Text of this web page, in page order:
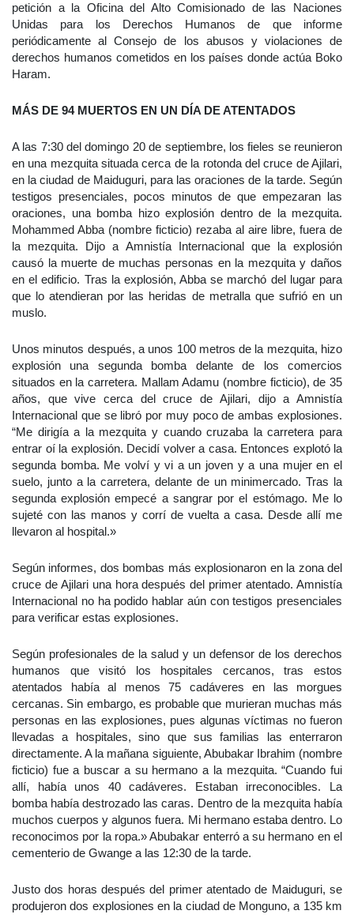
petición a la Oficina del Alto Comisionado de las Naciones
Unidas para los Derechos Humanos de que informe
periódicamente al Consejo de los abusos y violaciones de
derechos humanos cometidos en los países donde actúa Boko
Haram.
MÁS DE 94 MUERTOS EN UN DÍA DE ATENTADOS
A las 7:30 del domingo 20 de septiembre, los fieles se reunieron
en una mezquita situada cerca de la rotonda del cruce de Ajilari,
en la ciudad de Maiduguri, para las oraciones de la tarde. Según
testigos presenciales, pocos minutos de que empezaran las
oraciones, una bomba hizo explosión dentro de la mezquita.
Mohammed Abba (nombre ficticio) rezaba al aire libre, fuera de
la mezquita. Dijo a Amnistía Internacional que la explosión
causó la muerte de muchas personas en la mezquita y daños
en el edificio. Tras la explosión, Abba se marchó del lugar para
que lo atendieran por las heridas de metralla que sufrió en un
muslo.
Unos minutos después, a unos 100 metros de la mezquita, hizo
explosión una segunda bomba delante de los comercios
situados en la carretera. Mallam Adamu (nombre ficticio), de 35
años, que vive cerca del cruce de Ajilari, dijo a Amnistía
Internacional que se libró por muy poco de ambas explosiones.
“Me dirigía a la mezquita y cuando cruzaba la carretera para
entrar oí la explosión. Decidí volver a casa. Entonces explotó la
segunda bomba. Me volví y vi a un joven y a una mujer en el
suelo, junto a la carretera, delante de un minimercado. Tras la
segunda explosión empecé a sangrar por el estómago. Me lo
sujeté con las manos y corrí de vuelta a casa. Desde allí me
llevaron al hospital.»
Según informes, dos bombas más explosionaron en la zona del
cruce de Ajilari una hora después del primer atentado. Amnistía
Internacional no ha podido hablar aún con testigos presenciales
para verificar estas explosiones.
Según profesionales de la salud y un defensor de los derechos
humanos que visitó los hospitales cercanos, tras estos
atentados había al menos 75 cadáveres en las morgues
cercanas. Sin embargo, es probable que murieran muchas más
personas en las explosiones, pues algunas víctimas no fueron
llevadas a hospitales, sino que sus familias las enterraron
directamente. A la mañana siguiente, Abubakar Ibrahim (nombre
ficticio) fue a buscar a su hermano a la mezquita. “Cuando fui
allí, había unos 40 cadáveres. Estaban irreconocibles. La
bomba había destrozado las caras. Dentro de la mezquita había
muchos cuerpos y algunos fuera. Mi hermano estaba dentro. Lo
reconocimos por la ropa.» Abubakar enterró a su hermano en el
cementerio de Gwange a las 12:30 de la tarde.
Justo dos horas después del primer atentado de Maiduguri, se
produjeron dos explosiones en la ciudad de Monguno, a 135 km